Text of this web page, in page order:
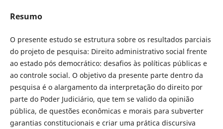
Resumo
O presente estudo se estrutura sobre os resultados parciais
do projeto de pesquisa: Direito administrativo social frente
ao estado pós democrático: desafios às políticas públicas e
ao controle social. O objetivo da presente parte dentro da
pesquisa é o alargamento da interpretação do direito por
parte do Poder Judiciário, que tem se valido da opinião
pública, de questões econômicas e morais para subverter
garantias constitucionais e criar uma prática discursiva